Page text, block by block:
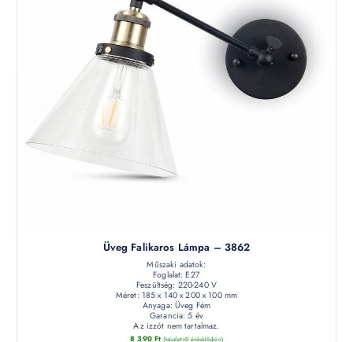
Üveg Falikaros Lámpa – 3862
Műszaki adatok:
Foglalat: E27
Feszültség: 220-240 V
Méret: 185 x 140 x 200 x 100 mm
Anyaga: Üveg Fém
Garancia: 5 év
Az izzót nem tartalmaz.
8 390 Ft (készletről érdeklődjön)